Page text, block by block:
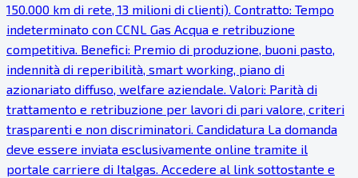
150.000 km di rete, 13 milioni di clienti). Contratto: Tempo
indeterminato con CCNL Gas Acqua e retribuzione
competitiva. Benefici: Premio di produzione, buoni pasto,
indennità di reperibilità, smart working, piano di
azionariato diffuso, welfare aziendale. Valori: Parità di
trattamento e retribuzione per lavori di pari valore, criteri
trasparenti e non discriminatori. Candidatura La domanda
deve essere inviata esclusivamente online tramite il
portale carriere di Italgas. Accedere al link sottostante e